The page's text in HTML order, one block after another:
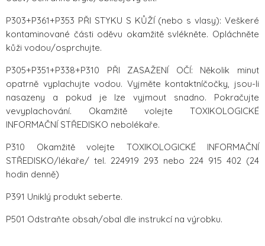
P303+P361+P353 PŘI STYKU S KŮŽÍ (nebo s vlasy): Veškeré
kontaminované části oděvu okamžitě svlékněte. Opláchněte
kůži vodou/osprchujte.
P305+P351+P338+P310 PŘI ZASAŽENÍ OČÍ: Několik minut
opatrně vyplachujte vodou. Vyjměte kontaktníčočky, jsou-li
nasazeny a pokud je lze vyjmout snadno. Pokračujte
vevyplachování. Okamžitě volejte TOXIKOLOGICKÉ
INFORMAČNÍ STŘEDISKO nebolékaře.
P310 Okamžitě volejte TOXIKOLOGICKÉ INFORMAČNÍ
STŘEDISKO/lékaře/ tel. 224919 293 nebo 224 915 402 (24
hodin denně)
P391 Uniklý produkt seberte.
P501 Odstraňte obsah/obal dle instrukcí na výrobku.